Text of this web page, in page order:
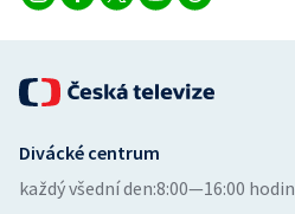
Divácké centrum
každý všední den:8:00—16:00 hodin